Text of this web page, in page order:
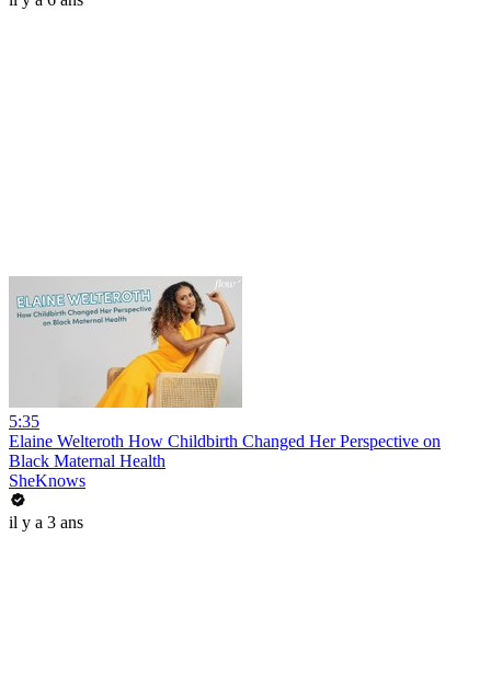
5:35
Elaine Welteroth How Childbirth Changed Her Perspective on
Black Maternal Health
SheKnows
il y a 3 ans